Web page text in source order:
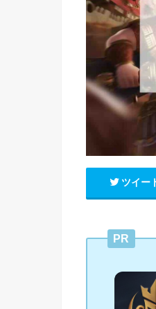
ツイー
PR